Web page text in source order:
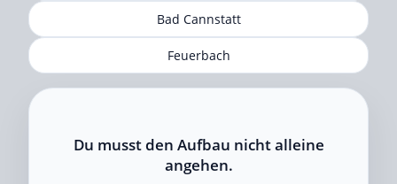
Bad Cannstatt
Feuerbach
Du musst den Aufbau nicht alleine
angehen.